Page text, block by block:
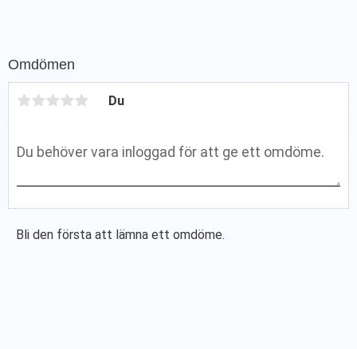
Omdömen
Du
Bli den första att lämna ett omdöme.